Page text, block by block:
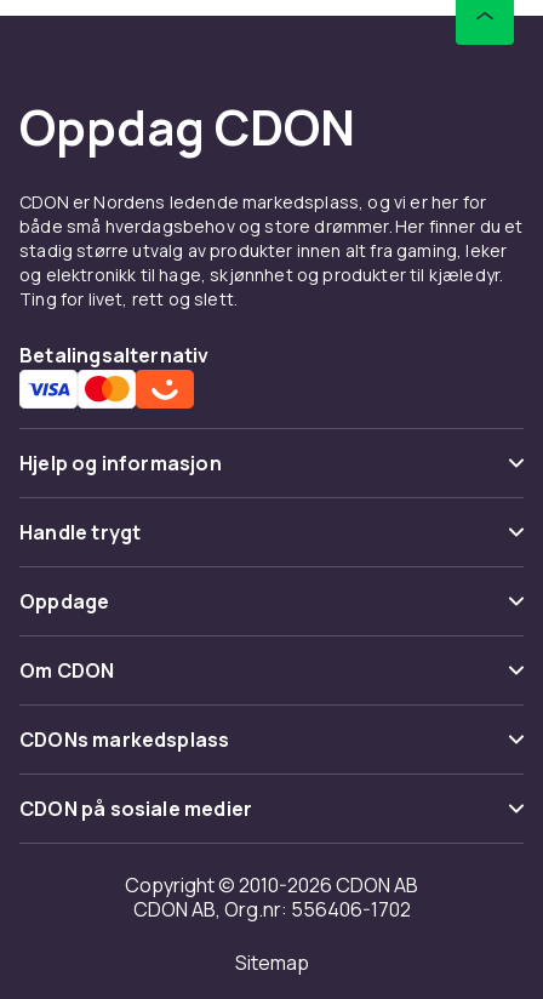
Oppdag CDON
CDON er Nordens ledende markedsplass, og vi er her for
både små hverdagsbehov og store drømmer. Her finner du et
stadig større utvalg av produkter innen alt fra gaming, leker
og elektronikk til hage, skjønnhet og produkter til kjæledyr.
Ting for livet, rett og slett.
Betalingsalternativ
Hjelp og informasjon
Vanlige spørsmål
Spor pakke
Angre & returner her
Kontakt oss
Handle trygt
Betaling
Levering
Tilbakekallinger
Oppdage
Kategorier
Varemerker
Om CDON
Om oss
Kundeanmeldelser
Jobbe på CDON
Investor relations
Tilgjengelighet
CDONs markedsplass
Merchant Help Center
CDON på sosiale medier
Copyright © 2010-2026 CDON AB
CDON AB, Org.nr: 556406-1702
Sitemap